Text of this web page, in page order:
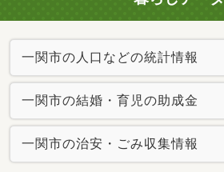
一関市の人口などの統計情報
一関市の結婚・育児の助成金
一関市の治安・ごみ収集情報